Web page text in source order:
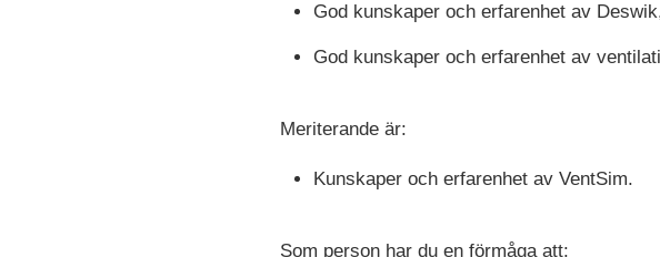
God kunskaper och erfarenhet av
God kunskaper och erfarenhet av
Meriterande är:
Kunskaper och erfarenhet av VentSim.
Som person har du en förmåga att: